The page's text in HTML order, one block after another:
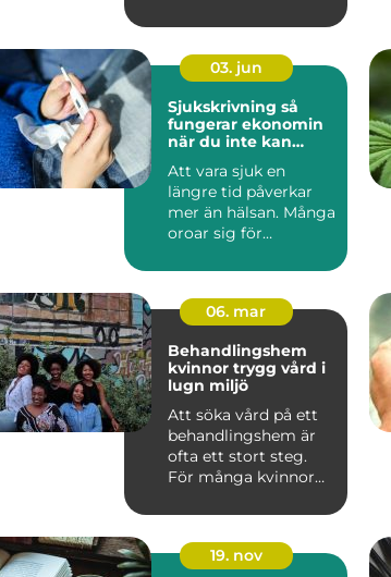
ner...
03. jun
Sjukskrivning så
fungerar ekonomin
när du inte kan
Att vara sjuk en
längre tid påverkar
mer än hälsan. Många
oroar sig för
och hur ...
06. mar
Behandlingshem
kvinnor trygg vård i
lugn miljö
Att söka vård på ett
behandlingshem är
ofta ett stort steg.
För många kvinnor
läm...
19. nov